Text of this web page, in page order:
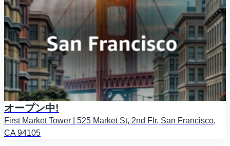
オープン中!
First Market Tower | 525 Market St, 2nd Flr, San Francisco,
CA 94105